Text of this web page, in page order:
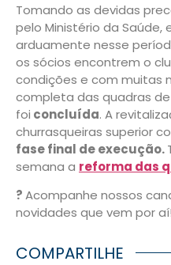
Tomando as devidas
pelo Ministério da
arduamente nesse
os sócios encontrem o
condições e com muitas
completa das quadras
foi concluída. A
churrasqueiras superior
fase final de execução.
semana a reforma das
?Acompanhe nossos
novidades que vem por aí!
COMPARTILHE